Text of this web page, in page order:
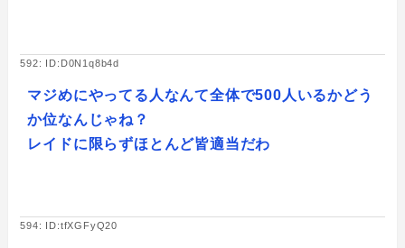
592: ID:D0N1q8b4d
マジめにやってる人なんて全体で500人いるかどう
か位なんじゃね？
レイドに限らずほとんど皆適当だわ
594: ID:tfXGFyQ20